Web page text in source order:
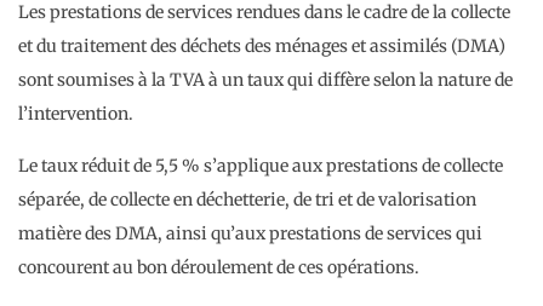
Les prestations de services rendues dans le cadre de la collecte
et du traitement des déchets des ménages et assimilés (DMA)
sont soumises à la TVA à un taux qui diffère selon la nature de
l’intervention.
Le taux réduit de 5,5 % s’applique aux prestations de collecte
séparée, de collecte en déchetterie, de tri et de valorisation
matière des DMA, ainsi qu’aux prestations de services qui
concourent au bon déroulement de ces opérations.